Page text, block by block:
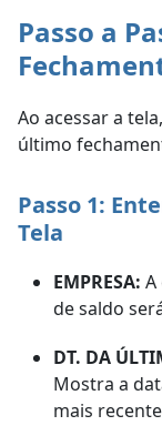
Passo a
Ao acessar a
último
Passo 1:
Tela
EMPRESA: A
de saldo
DT. DA
Mostra a
mais